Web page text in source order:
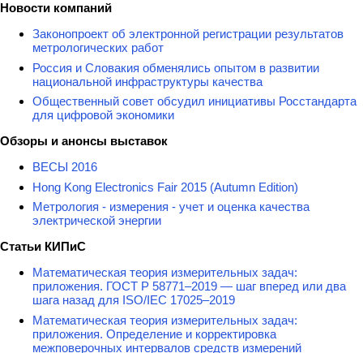
Новости компаний
Законопроект об электронной регистрации результатов
метрологических работ
Россия и Словакия обменялись опытом в развитии
национальной инфраструктуры качества
Общественный совет обсудил инициативы Росстандарта
для цифровой экономики
Обзоры и анонсы выставок
ВЕСЫ 2016
Hong Kong Electronics Fair 2015 (Autumn Edition)
Метрология - измерения - учет и оценка качества
электрической энергии
Статьи КИПиС
Математическая теория измерительных задач:
приложения. ГОСТ Р 58771–2019 — шаг вперед или два
шага назад для ISO/IEC 17025–2019
Математическая теория измерительных задач:
приложения. Определение и корректировка
межповерочных интервалов средств измерений